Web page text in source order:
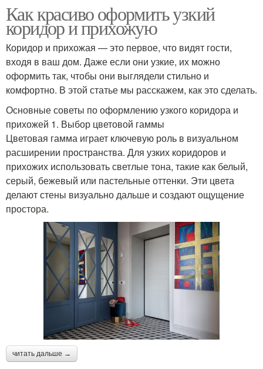
Как красиво оформить узкий
коридор и прихожую
Коридор и прихожая — это первое, что видят гости,
входя в ваш дом. Даже если они узкие, их можно
оформить так, чтобы они выглядели стильно и
комфортно. В этой статье мы расскажем, как это сделать.
Основные советы по оформлению узкого коридора и
прихожей 1. Выбор цветовой гаммы
Цветовая гамма играет ключевую роль в визуальном
расширении пространства. Для узких коридоров и
прихожих использовать светлые тона, такие как белый,
серый, бежевый или пастельные оттенки. Эти цвета
делают стены визуально дальше и создают ощущение
простора.
читать дальше →